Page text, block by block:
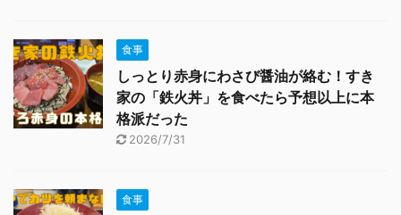
食事
しっとり赤身にわさび醤油が絡む！すき
家の「鉄火丼」を食べたら予想以上に本
格派だった
2026/7/31
食事